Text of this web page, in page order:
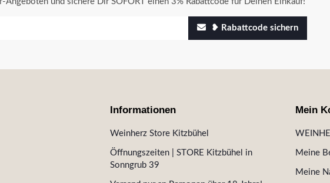
❥ Rabattcode sichern
Informationen
Weinherz Store Kitzbühel
Öffnungszeiten | STORE Kitzbühel in
Sonngrub 39
Mein
Meine
Meine